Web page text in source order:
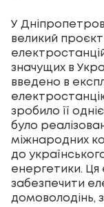
У
великий проєкт
значущих в
введено в
зробило її
було
міжнародних
до
енергетики.
забезпечити
домоволодінь,